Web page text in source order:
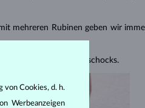
mehreren Rubinen geben wir
und Temperaturschocks.
von Cookies, d. h.
Werbeanzeigen